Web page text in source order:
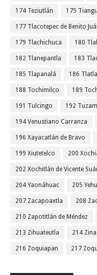
174 Teziutlán 175
177 Tlacotepec de Benito
179 Tlachichuca 180
182 Tlanepantla 183
185 Tlapanalá 186
188 Tochimilco 189
191 Tulcingo 192
194 Venustiano Carranza
196 Xayacatlán de Bravo
199 Xiutetelco 200
202 Xochitlán de Vicente
204 Yaonáhuac 205
207 Zacapoaxtla 208
210 Zapotitlán de Méndez
213 Zihuateutla 214
216 Zoquiapan 217